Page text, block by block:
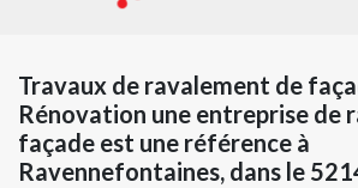
Travaux de ravalement de
Rénovation une entreprise de
façade est une référence à
Ravennefontaines, dans le